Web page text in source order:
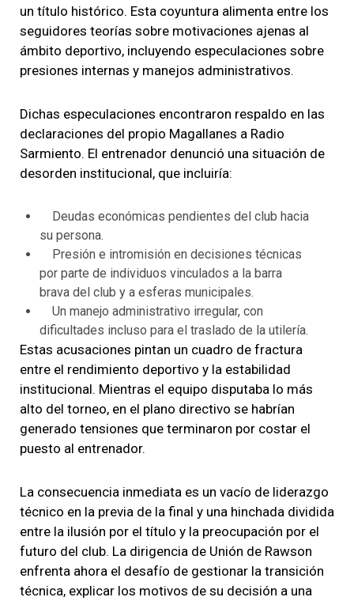
un título histórico. Esta coyuntura alimenta entre los
seguidores teorías sobre motivaciones ajenas al
ámbito deportivo, incluyendo especulaciones sobre
presiones internas y manejos administrativos.
Dichas especulaciones encontraron respaldo en las
declaraciones del propio Magallanes a Radio
Sarmiento. El entrenador denunció una situación de
desorden institucional, que incluiría:
Deudas económicas pendientes del club hacia
su persona.
Presión e intromisión en decisiones técnicas
por parte de individuos vinculados a la barra
brava del club y a esferas municipales.
Un manejo administrativo irregular, con
dificultades incluso para el traslado de la utilería.
Estas acusaciones pintan un cuadro de fractura
entre el rendimiento deportivo y la estabilidad
institucional. Mientras el equipo disputaba lo más
alto del torneo, en el plano directivo se habrían
generado tensiones que terminaron por costar el
puesto al entrenador.
La consecuencia inmediata es un vacío de liderazgo
técnico en la previa de la final y una hinchada dividida
entre la ilusión por el título y la preocupación por el
futuro del club. La dirigencia de Unión de Rawson
enfrenta ahora el desafío de gestionar la transición
técnica, explicar los motivos de su decisión a una